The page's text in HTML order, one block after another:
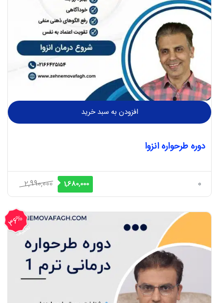
افزودن به سبد خرید
دوره طرحواره انزوا
0
2,990,000
قیمت
اصلی
2,990,000 ریال
1,680,000 قیمت
فعلی
1,680,000 ریال
36%
تخفیف